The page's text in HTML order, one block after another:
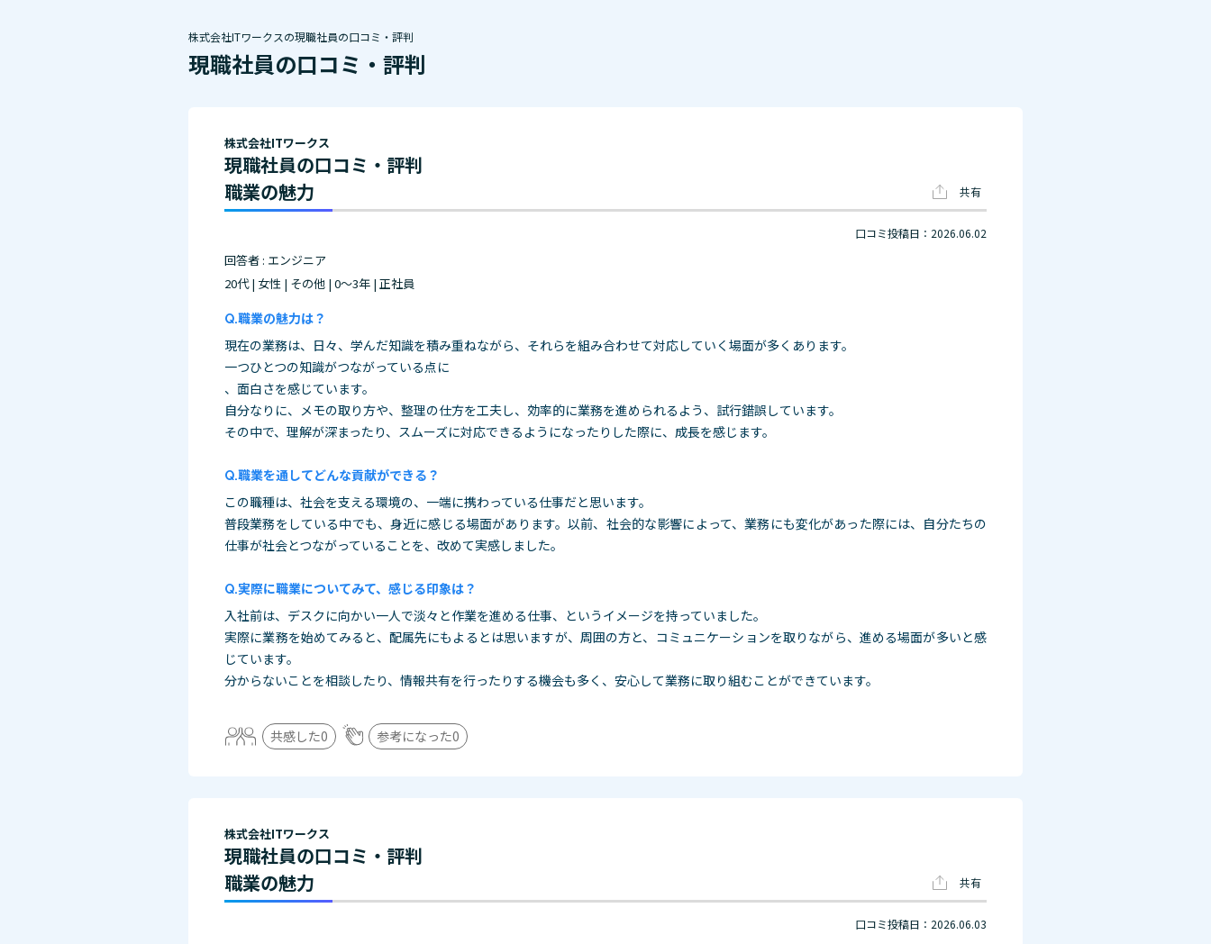
株式会社ITワークスの現職社員の口コミ・評判
現職社員の口コミ・評判
株式会社ITワークス
現職社員の口コミ・評判
職業の魅力
共有
口コミ投稿日：2026.06.02
回答者 : エンジニア
20代 | 女性 | その他 | 0～3年 | 正社員
職業の魅力は？
現在の業務は、日々、学んだ知識を積み重ねながら、それらを組み合わせて対応していく場面が多くあります。
一つひとつの知識がつながっている点に
、面白さを感じています。
自分なりに、メモの取り方や、整理の仕方を工夫し、効率的に業務を進められるよう、試行錯誤しています。
その中で、理解が深まったり、スムーズに対応できるようになったりした際に、成長を感じます。
職業を通してどんな貢献ができる？
この職種は、社会を支える環境の、一端に携わっている仕事だと思います。
普段業務をしている中でも、身近に感じる場面があります。以前、社会的な影響によって、業務にも変化があった際には、自分たちの
仕事が社会とつながっていることを、改めて実感しました。
実際に職業についてみて、感じる印象は？
入社前は、デスクに向かい一人で淡々と作業を進める仕事、というイメージを持っていました。
実際に業務を始めてみると、配属先にもよるとは思いますが、周囲の方と、コミュニケーションを取りながら、進める場面が多いと感
じています。
分からないことを相談したり、情報共有を行ったりする機会も多く、安心して業務に取り組むことができています。
共感した0 参考になった0
株式会社ITワークス
現職社員の口コミ・評判
職業の魅力
共有
口コミ投稿日：2026.06.03